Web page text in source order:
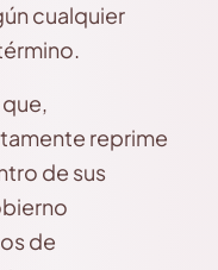
cualquier
reprime
de sus
de